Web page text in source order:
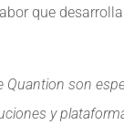
que
Quantion son
y